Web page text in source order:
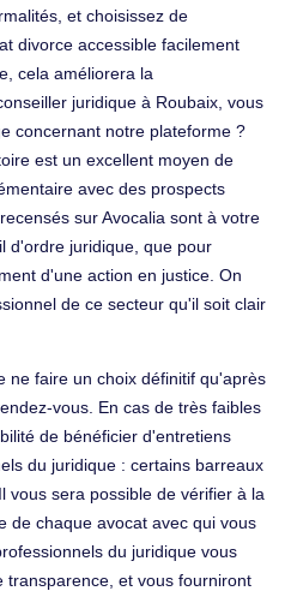
et choisissez de
divorce accessible facilement
cela améliorera la
juridique à Roubaix, vous
concernant notre plateforme ?
est un excellent moyen de
avec des prospects
sur Avocalia sont à votre
d'ordre juridique, que pour
d'une action en justice. On
de ce secteur qu'il soit clair
ne faire un choix définitif qu'après
vous. En cas de très faibles
de bénéficier d'entretiens
du juridique : certains barreaux
vous sera possible de vérifier à la
de chaque avocat avec qui vous
du juridique vous
transparence, et vous fourniront